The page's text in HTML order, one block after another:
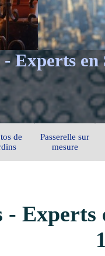
Experts en
de
Passerelle sur
mesure
Experts